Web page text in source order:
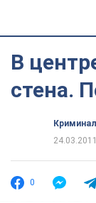
В
стена.
Криминал
0